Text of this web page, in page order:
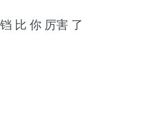
比 你 厉害 了